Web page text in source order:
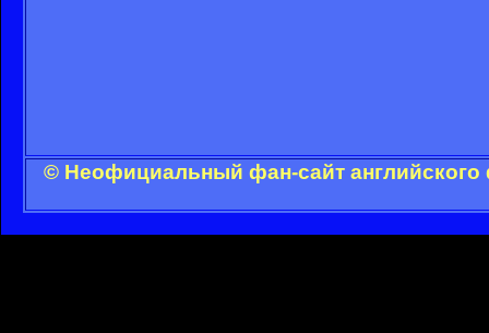
© Неофициальный фан-сайт английского